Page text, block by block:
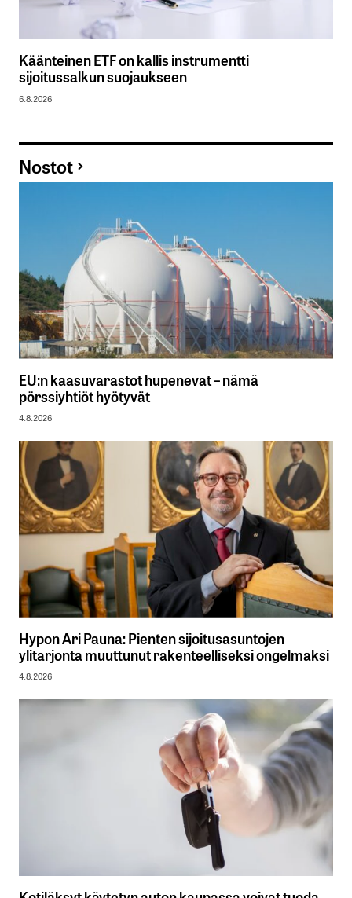
Käänteinen ETF on kallis instrumentti
sijoitussalkun suojaukseen
6.8.2026
Nostot
EU:n kaasuvarastot hupenevat – nämä
pörssiyhtiöt hyötyvät
4.8.2026
Hypon Ari Pauna: Pienten sijoitusasuntojen
ylitarjonta muuttunut rakenteelliseksi ongelmaksi
4.8.2026